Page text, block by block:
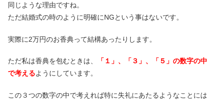
同じような理由ですね。
ただ結婚式の時のように明確にNGという事はないです。
実際に2万円のお香典って結構あったりします。
ただ私は香典を包むときは、
「１」、「３」、「５」の数字の中
で考えるようにしています。
この３つの数字の中で考えれば特に失礼にあたるようなことには